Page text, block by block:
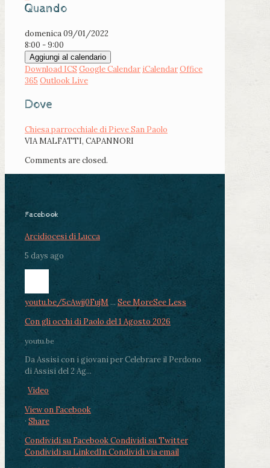
Quando
domenica 09/01/2022
8:00 - 9:00
Aggiungi al calendario
Download ICS Google Calendar iCalendarOffice
365 Outlook Live
Dove
Chiesa parrocchiale di Pieve San Paolo
VIA MALFATTI, CAPANNORI
Comments are closed.
Facebook
Arcidiocesi di Lucca
5 days ago
youtu.be/5cAwjj0FujM ... See MoreSee Less
Con gli occhi di Paolo del 1 Agosto 2026
youtu.be
Da Assisi con i giovani per Celebrare il Perdono
di Assisi del 2 Ag...
Video
View on Facebook
· Share
Condividi su FacebookCondividi su Twitter
Condividi su LinkedInCondividi via email